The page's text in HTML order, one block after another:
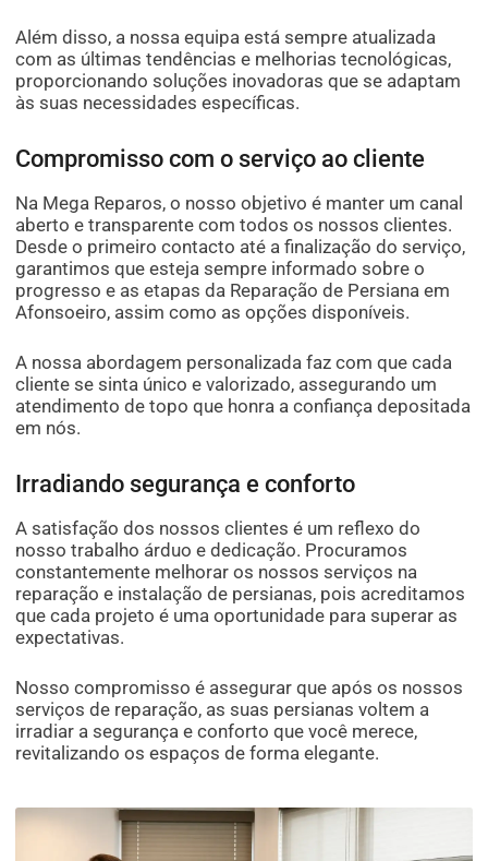
Além disso, a nossa equipa está sempre atualizada
com as últimas tendências e melhorias tecnológicas,
proporcionando soluções inovadoras que se adaptam
às suas necessidades específicas.
Compromisso com o serviço ao cliente
Na Mega Reparos, o nosso objetivo é manter um canal
aberto e transparente com todos os nossos clientes.
Desde o primeiro contacto até a finalização do serviço,
garantimos que esteja sempre informado sobre o
progresso e as etapas da Reparação de Persiana em
Afonsoeiro, assim como as opções disponíveis.
A nossa abordagem personalizada faz com que cada
cliente se sinta único e valorizado, assegurando um
atendimento de topo que honra a confiança depositada
em nós.
Irradiando segurança e conforto
A satisfação dos nossos clientes é um reflexo do
nosso trabalho árduo e dedicação. Procuramos
constantemente melhorar os nossos serviços na
reparação e instalação de persianas, pois acreditamos
que cada projeto é uma oportunidade para superar as
expectativas.
Nosso compromisso é assegurar que após os nossos
serviços de reparação, as suas persianas voltem a
irradiar a segurança e conforto que você merece,
revitalizando os espaços de forma elegante.